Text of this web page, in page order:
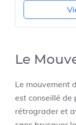
Le
Le mouvement
est conseillé de
rétrograder et